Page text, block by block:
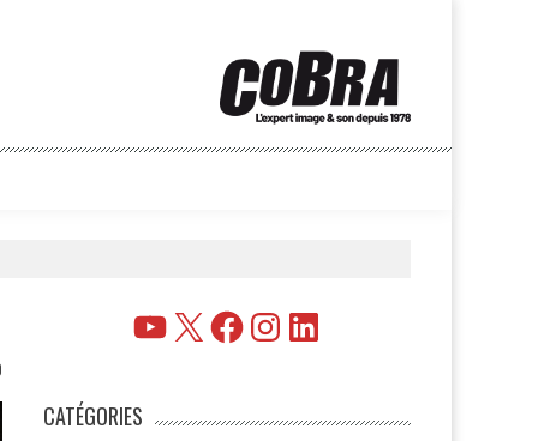
YouTube
X FacebookInstagramLinkedIn
CATÉGORIES